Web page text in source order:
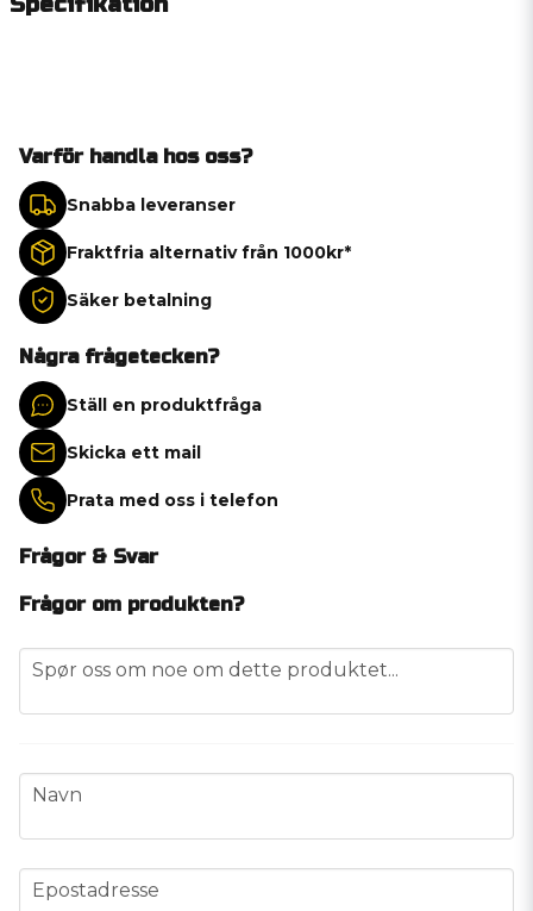
Varför handla hos oss?
Snabba leveranser
Fraktfria alternativ från 1000kr*
Säker betalning
Några frågetecken?
Ställ en produktfråga
Skicka ett mail
Prata med oss i telefon
Frågor & Svar
Frågor om produkten?
question
Spør oss om noe om dette produktet...
name
Navn
email
Epostadresse